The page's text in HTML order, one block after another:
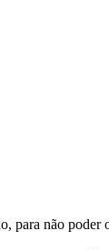
para não poder